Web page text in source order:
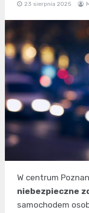
23 sierpnia 2025
W centrum
niebezpieczne
samochodem